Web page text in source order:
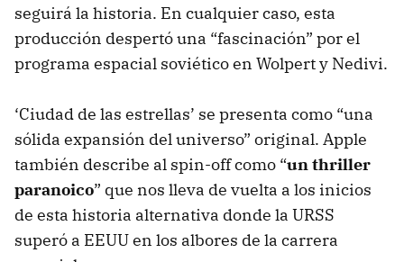
seguirá la historia. En cualquier caso, esta
producción despertó una “fascinación” por el
programa espacial soviético en Wolpert y Nedivi.
‘Ciudad de las estrellas’ se presenta como “una
sólida expansión del universo” original. Apple
también describe al spin-off como “un thriller
paranoico” que nos lleva de vuelta a los inicios
de esta historia alternativa donde la URSS
superó a EEUU en los albores de la carrera